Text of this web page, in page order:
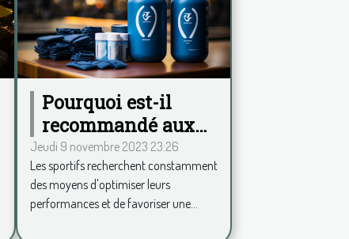
Pourquoi est-il
recommandé aux
sportifs de
consommer de la
phycocyanine ?
Jeudi 9 novembre 2023 23:26
Les sportifs recherchent constamment
des moyens d'optimiser leurs
performances et de favoriser une...